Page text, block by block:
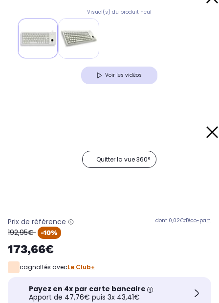
Visuel(s) du produit neuf
Voir les vidéos
Quitter la vue 360°
Prix de référence
oldPrice
192,95€ -10%
173,66€
dont 0,02€d'éco-part.
cagnottés avecLe Club+
Payez en 4x par carte bancaire
Apport de 47,76€ puis 3x 43,41€